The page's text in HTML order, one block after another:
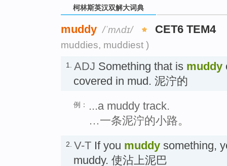
柯林斯英汉双解大词典
muddy /ˈmʌdɪ/ CET6 TEM4
muddies, muddiest )
1. ADJ Something that is muddy
covered in mud. 泥泞的
例：
...a muddy track.
…一条泥泞的小路。
2. V-T If you muddy something,
muddy. 使沾上泥巴